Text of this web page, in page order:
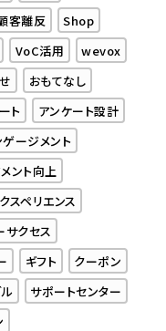
客離反
Shop
VoC活用
wevox
おもてなし
ト
アンケート設計
ゲージメント
ント向上
スペリエンス
サクセス
ギフト
クーポン
サポートセンター